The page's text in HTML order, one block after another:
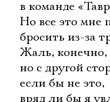
в команде
Но все это мне
бросить из-за
Жаль, конечно,
но с другой
если бы не это,
вряд ли бы я